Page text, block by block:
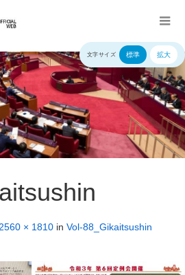
文字サイズ 標準 拡大
2560 × 1810 in Vol-88_Gikaitsushin